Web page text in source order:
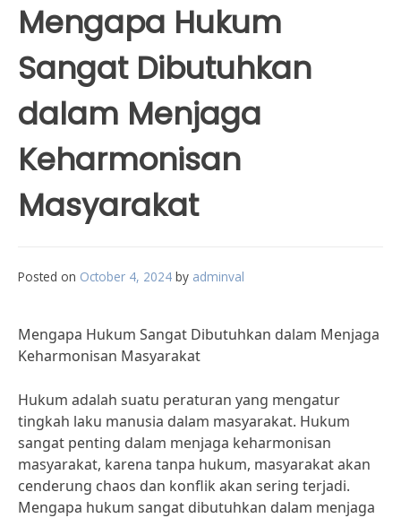
Mengapa Hukum
Sangat Dibutuhkan
dalam Menjaga
Keharmonisan
Masyarakat
Posted on October 4, 2024 by adminval
Mengapa Hukum Sangat Dibutuhkan dalam Menjaga
Keharmonisan Masyarakat
Hukum adalah suatu peraturan yang mengatur
tingkah laku manusia dalam masyarakat. Hukum
sangat penting dalam menjaga keharmonisan
masyarakat, karena tanpa hukum, masyarakat akan
cenderung chaos dan konflik akan sering terjadi.
Mengapa hukum sangat dibutuhkan dalam menjaga